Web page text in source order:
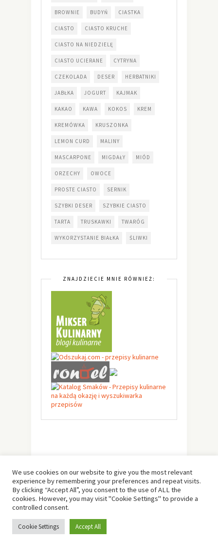
BROWNIE BUDYŃ CIASTKA
CIASTO CIASTO KRUCHE
CIASTO NA NIEDZIELĘ
CIASTO UCIERANE CYTRYNA
CZEKOLADA DESER HERBATNIKI
JABŁKA JOGURT KAJMAK
KAKAO KAWA KOKOS KREM
KREMÓWKA KRUSZONKA
LEMON CURD MALINY
MASCARPONE MIGDAŁY MIÓD
ORZECHY OWOCE
PROSTE CIASTO SERNIK
SZYBKI DESER SZYBKIE CIASTO
TARTA TRUSKAWKI TWARÓG
WYKORZYSTANIE BIAŁKA ŚLIWKI
ZNAJDZIECIE MNIE RÓWNIEŻ:
Designed & Developed by
We use cookies on our website to give you the most relevant
experience by remembering your preferences and repeat visits.
By clicking “Accept All”, you consent to the use of ALL the
cookies. However, you may visit "Cookie Settings" to provide a
controlled consent.
Cookie Settings Accept All